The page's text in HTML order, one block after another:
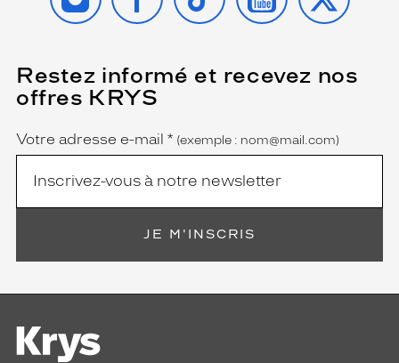
Restez informé et recevez nos
offres KRYS
Name
Votre adresse e-mail *
(Ce
champ
est
obligatoire)
(exemple : nom@mail.com)
JE M'INSCRIS